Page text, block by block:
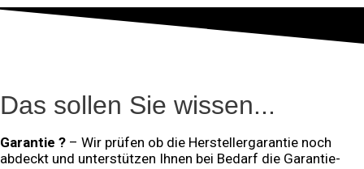
Das sollen Sie wissen...
Garantie ? – Wir prüfen ob die Herstellergarantie noch
abdeckt und unterstützen Ihnen bei Bedarf die Garantie-